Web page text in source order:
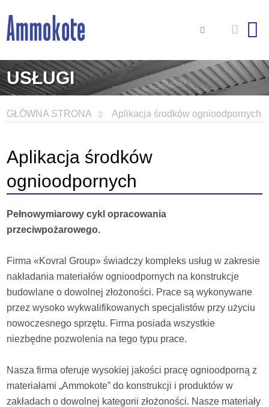
USŁUGI
GŁÓWNA STRONA Aplikacja środków ognioodpornych
Aplikacja środków
ognioodpornych
Pełnowymiarowy cykl opracowania
przeciwpożarowego.
Firma «Kovral Group» świadczy kompleks usług w zakresie
nakładania materiałów ognioodpornych na konstrukcje
budowlane o dowolnej złożoności. Prace są wykonywane
przez wysoko wykwalifikowanych specjalistów przy użyciu
nowoczesnego sprzętu. Firma posiada wszystkie
niezbędne pozwolenia na tego typu prace.
Nasza firma oferuje wysokiej jakości pracę ognioodporną z
materiałami „Ammokote” do konstrukcji i produktów w
zakładach o dowolnej kategorii złożoności. Nasze materiały